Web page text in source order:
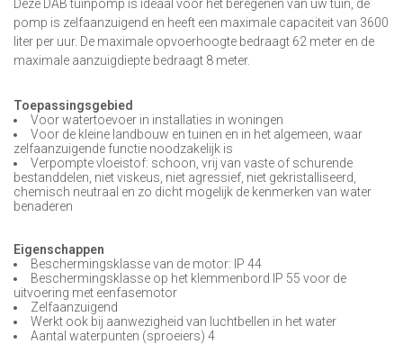
Deze DAB tuinpomp is ideaal voor het beregenen van uw tuin, de
pomp is zelfaanzuigend en heeft een maximale capaciteit van 3600
liter per uur. De maximale opvoerhoogte bedraagt 62 meter en de
maximale aanzuigdiepte bedraagt 8 meter.
Toepassingsgebied
Voor watertoevoer in installaties in woningen
Voor de kleine landbouw en tuinen en in het algemeen, waar
zelfaanzuigende functie noodzakelijk is
Verpompte vloeistof: schoon, vrij van vaste of schurende
bestanddelen, niet viskeus, niet agressief, niet gekristalliseerd,
chemisch neutraal en zo dicht mogelijk de kenmerken van water
benaderen
Eigenschappen
Beschermingsklasse van de motor: IP 44
Beschermingsklasse op het klemmenbord IP 55 voor de
uitvoering met eenfasemotor
Zelfaanzuigend
Werkt ook bij aanwezigheid van luchtbellen in het water
Aantal waterpunten (sproeiers) 4